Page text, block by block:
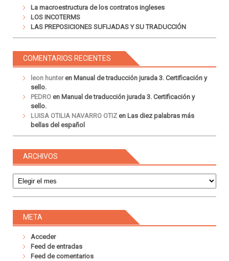
La macroestructura de los contratos ingleses
LOS INCOTERMS
LAS PREPOSICIONES SUFIJADAS Y SU TRADUCCIÓN
COMENTARIOS RECIENTES
leon hunteren Manual de traducción jurada 3. Certificación y
sello.
PEDRO en Manual de traducción jurada 3. Certificación y
sello.
LUISA OTILIA NAVARRO OTIZ en Las diez palabras más
bellas del español
ARCHIVOS
META
Acceder
Feed de entradas
Feed de comentarios